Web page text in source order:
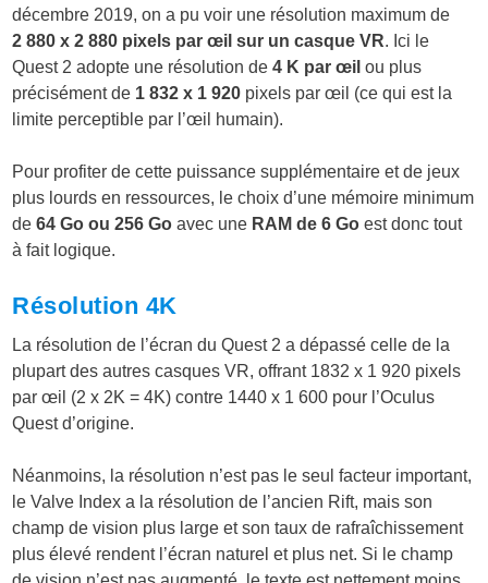
décembre 2019, on a pu voir une résolution maximum de
2 880 x 2 880 pixels par œil sur un casque VR. Ici le
Quest 2 adopte une résolution de4 K par œil ou plus
précisément de 1 832 x 1 920 pixels par œil (ce qui est la
limite perceptible par l’œil humain).
Pour profiter de cette puissance supplémentaire et de jeux
plus lourds en ressources, le choix d’une mémoire minimum
de64 Go ou 256 Go avec une RAM de 6 Go est donc tout
à fait logique.
Résolution 4K
La résolution de l’écran du Quest 2 a dépassé celle de la
plupart des autres casques VR, offrant 1832 x 1 920 pixels
par œil (2 x 2K = 4K) contre 1440 x 1 600 pour l’Oculus
Quest d’origine.
Néanmoins, la résolution n’est pas le seul facteur important,
le Valve Index a la résolution de l’ancien Rift, mais son
champ de vision plus large et son taux de rafraîchissement
plus élevé rendent l’écran naturel et plus net. Si le champ